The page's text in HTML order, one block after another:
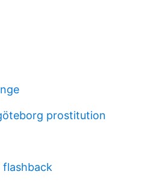
prostitution